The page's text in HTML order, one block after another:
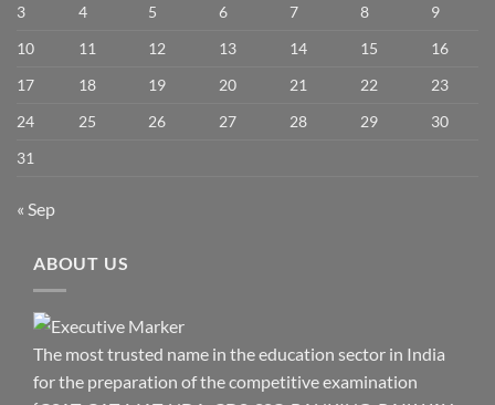
3
4 5 6 7 8
9
10
11 12 13 14 15
16
17
18 19 20 21 22
23
24
25 26 27 28 29
30
31
« Sep
ABOUT US
The most trusted name in the education sector in India
for the preparation of the competitive examination